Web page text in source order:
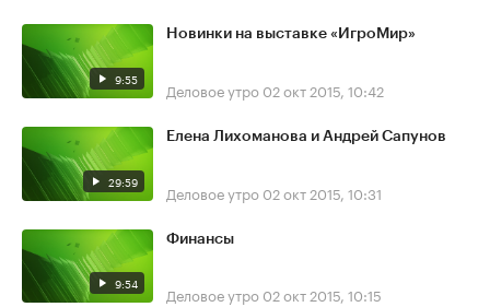
9:55
Новинки на выставке «ИгроМир»
Деловое утро 02 окт 2015, 10:42
29:59
Елена Лихоманова и Андрей Сапунов
Деловое утро 02 окт 2015, 10:31
9:54
Финансы
Деловое утро 02 окт 2015, 10:15